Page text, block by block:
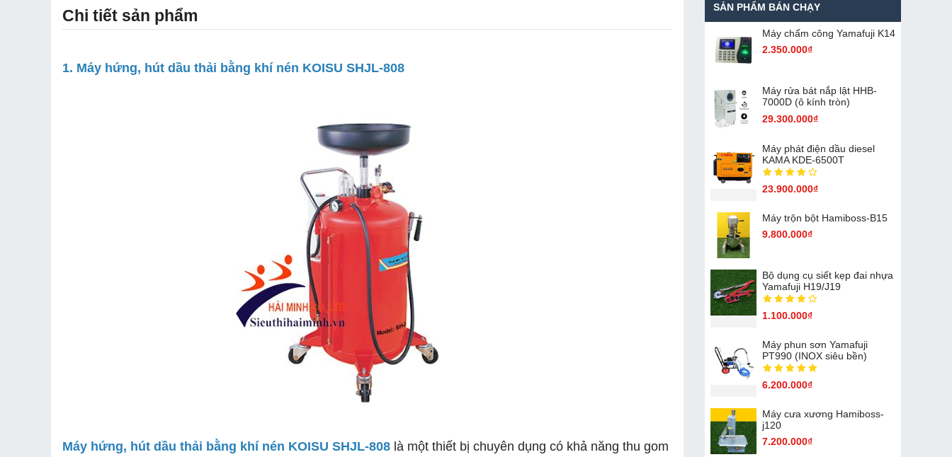
Chi tiết sản phẩm
1. Máy hứng, hút dầu thải bằng khí nén KOISU SHJL-808
Máy hứng, hút dầu thải bằng khí nén KOISU SHJL-808 là một thiết bị chuyên dụng có khả năng thu gom
SẢN PHẨM BÁN CHẠY
Máy chấm cô​ng Yamafuji K14
2.350.000₫
Máy rửa bát nắp lật HHB-
7000D (ô kính tròn)
29.300.000₫
Máy phát điện dầu diesel
KAMA KDE-6500T
23.900.000₫
Máy trộn bột Hamiboss-B15
9.800.000₫
Bộ dụng cụ siết kẹp đai nhựa
Yamafuji H19/J19
1.100.000₫
Máy phun sơn Yamafuji
PT990 (INOX siêu bền)
6.200.000₫
Máy cưa xương Hamiboss-
j120
7.200.000₫